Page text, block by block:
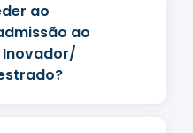
ao
ao